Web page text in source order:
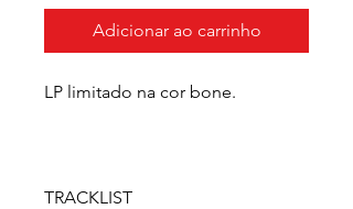
Adicionar ao carrinho
LP limitado na cor bone.
TRACKLIST